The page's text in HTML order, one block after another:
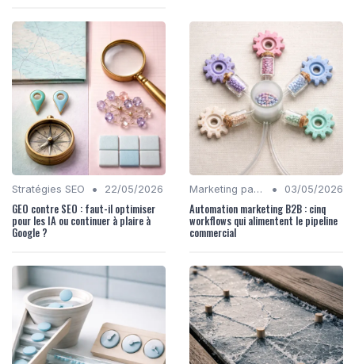
Stratégies SEO • 22/05/2026
GEO contre SEO : faut-il optimiser
pour les IA ou continuer à plaire à
Google ?
Marketing par Email • 03/05/2026
Automation marketing B2B : cinq
workflows qui alimentent le pipeline
commercial